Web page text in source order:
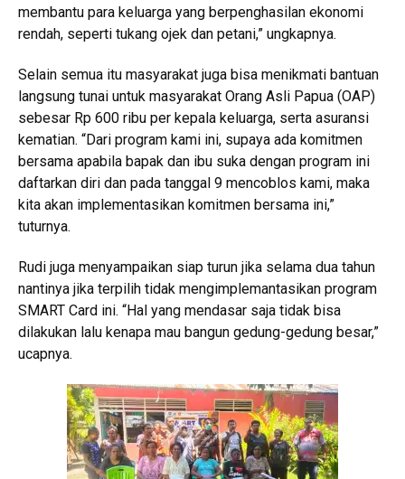
membantu para keluarga yang berpenghasilan ekonomi
rendah, seperti tukang ojek dan petani,” ungkapnya.
Selain semua itu masyarakat juga bisa menikmati bantuan
langsung tunai untuk masyarakat Orang Asli Papua (OAP)
sebesar Rp 600 ribu per kepala keluarga, serta asuransi
kematian. “Dari program kami ini, supaya ada komitmen
bersama apabila bapak dan ibu suka dengan program ini
daftarkan diri dan pada tanggal 9 mencoblos kami, maka
kita akan implementasikan komitmen bersama ini,”
tuturnya.
Rudi juga menyampaikan siap turun jika selama dua tahun
nantinya jika terpilih tidak mengimplemantasikan program
SMART Card ini. “Hal yang mendasar saja tidak bisa
dilakukan lalu kenapa mau bangun gedung-gedung besar,”
ucapnya.